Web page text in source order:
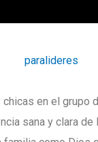
en el grupo
sana y clara de